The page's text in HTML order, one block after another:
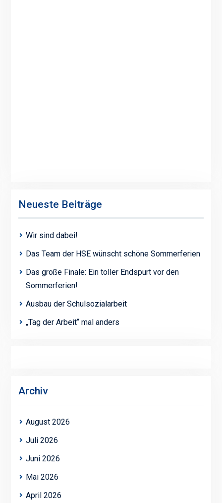
Neueste Beiträge
Wir sind dabei!
Das Team der HSE wünscht schöne Sommerferien
Das große Finale: Ein toller Endspurt vor den
Sommerferien!
Ausbau der Schulsozialarbeit
„Tag der Arbeit“ mal anders
Archiv
August 2026
Juli 2026
Juni 2026
Mai 2026
April 2026